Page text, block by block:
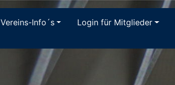
Vereins-Info´s Login für Mitglieder